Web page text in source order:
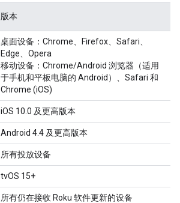
版本
桌面设备 ：Chrome、Firefox、Safari、
Edge、Opera
移动设备 ：Chrome/Android 浏览器（适用
于手机和平板电脑的 Android）、Safari 和
Chrome (iOS)
iOS 10.0 及更高版本
Android 4.4 及更高版本
所有投放设备
tvOS 15+
所有仍在接收 Roku 软件更新的设备